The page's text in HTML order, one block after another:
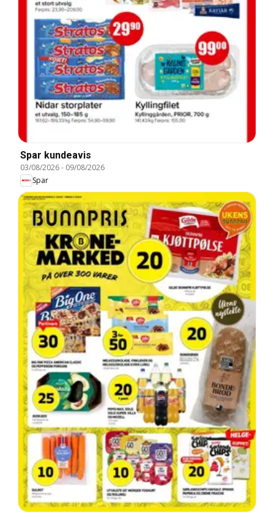
Spar kundeavis
03/08/2026- 09/08/2026
Spar